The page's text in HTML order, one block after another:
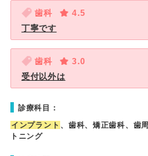
歯科
4.5
丁寧です
歯科
3.0
受付以外は
診療科目：
インプラント 、歯科、矯正歯科、歯
トニング